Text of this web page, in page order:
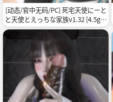
[动态/官中无码/PC] 死宅天使にーと
と天使とえっちな家族v1.32 [4.5g百
度]